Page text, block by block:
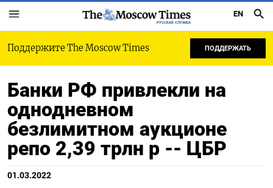
РУССКАЯ СЛУЖБА
EN
Поддержите The Moscow Times ПОДДЕРЖАТЬ
Банки РФ привлекли на
однодневном
безлимитном аукционе
репо 2,39 трлн р -- ЦБР
01.03.2022